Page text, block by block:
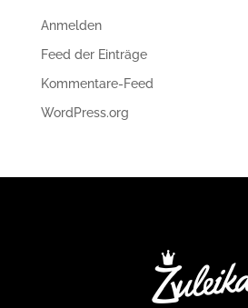
Anmelden
Feed der Einträge
Kommentare-Feed
WordPress.org